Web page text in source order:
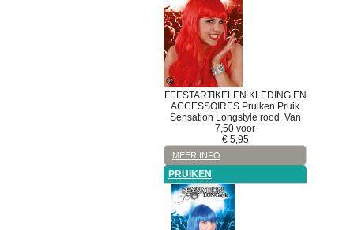
FEESTARTIKELEN KLEDING EN
ACCESSOIRES Pruiken Pruik
Sensation Longstyle rood. Van
7,50 voor
€ 5,95
MEER INFO
PRUIKEN